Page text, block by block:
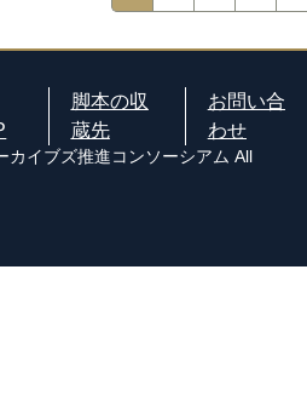
脚本の収
蔵先
お問い合
わせ
イブズ推進コンソーシアム All